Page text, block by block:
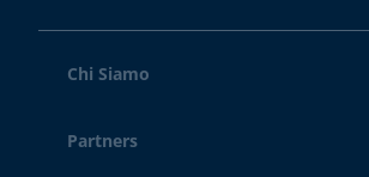
Chi Siamo
Partners